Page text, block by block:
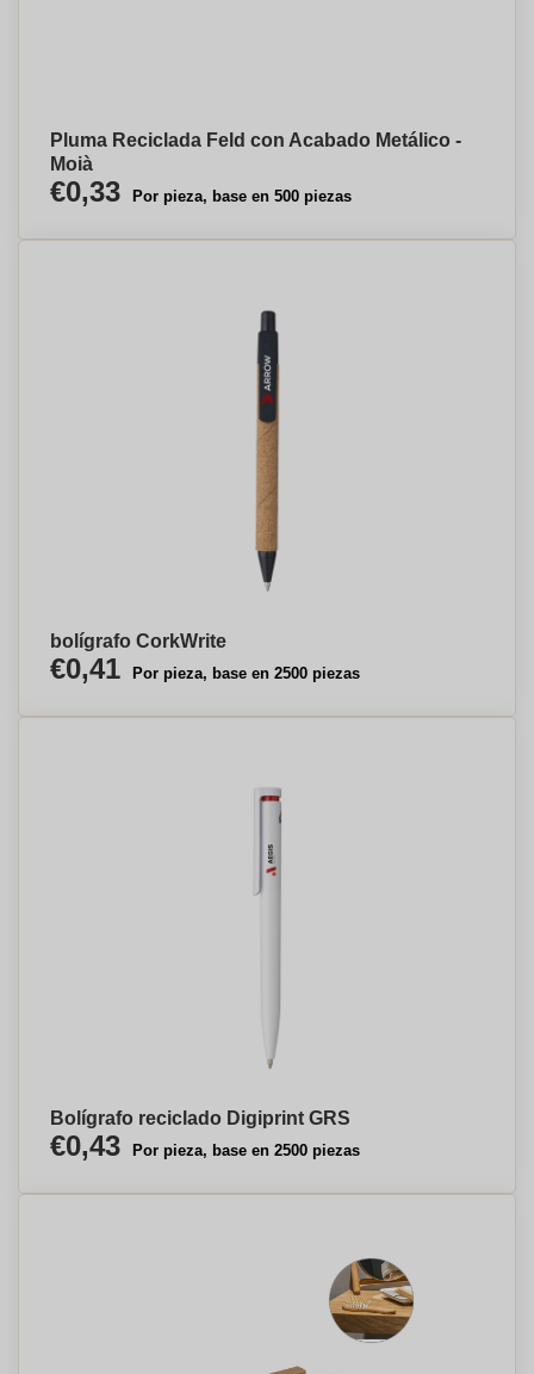
Pluma Reciclada Feld con Acabado Metálico -
Moià
€0,33 Por pieza, base en 500 piezas
bolígrafo CorkWrite
€0,41 Por pieza, base en 2500 piezas
Bolígrafo reciclado Digiprint GRS
€0,43 Por pieza, base en 2500 piezas